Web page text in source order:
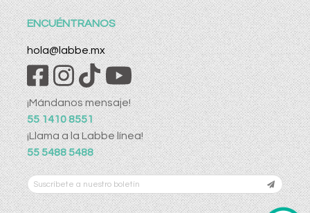
ENCUÉNTRANOS
hola@labbe.mx
¡Mándanos mensaje!
55 1410 8551
¡Llama a la Labbe línea!
55 5488 5488